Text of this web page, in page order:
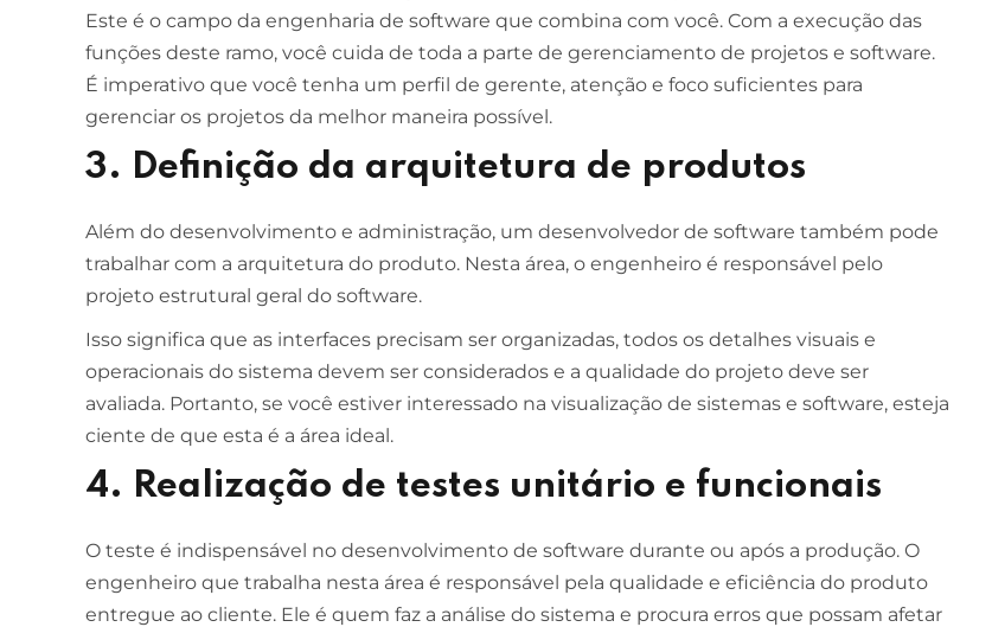
Este é o campo da engenharia de software que combina com você. Com a execução das
funções deste ramo, você cuida de toda a parte de gerenciamento de projetos e software.
É imperativo que você tenha um perfil de gerente, atenção e foco suficientes para
gerenciar os projetos da melhor maneira possível.
3. Definição da arquitetura de produtos
Além do desenvolvimento e administração, um desenvolvedor de software também pode
trabalhar com a arquitetura do produto. Nesta área, o engenheiro é responsável pelo
projeto estrutural geral do software.
Isso significa que as interfaces precisam ser organizadas, todos os detalhes visuais e
operacionais do sistema devem ser considerados e a qualidade do projeto deve ser
avaliada. Portanto, se você estiver interessado na visualização de sistemas e software, esteja
ciente de que esta é a área ideal.
4. Realização de testes unitário e funcionais
O teste é indispensável no desenvolvimento de software durante ou após a produção. O
engenheiro que trabalha nesta área é responsável pela qualidade e eficiência do produto
entregue ao cliente. Ele é quem faz a análise do sistema e procura erros que possam afetar